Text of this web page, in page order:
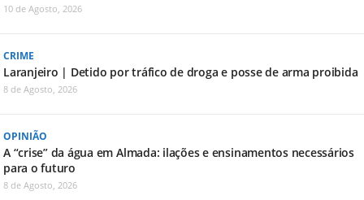
10 de Agosto, 2026
CRIME
Laranjeiro | Detido por tráfico de droga e posse de arma proibida
8 de Agosto, 2026
OPINIÃO
A “crise” da água em Almada: ilações e ensinamentos necessários
para o futuro
8 de Agosto, 2026